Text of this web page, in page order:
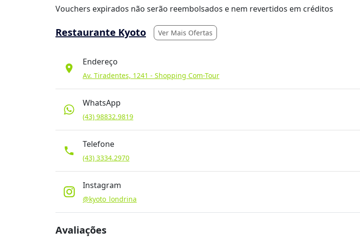
Vouchers expirados não serão reembolsados e nem revertidos em créditos
Restaurante Kyoto Ver Mais Ofertas
location_on
Endereço
Av. Tiradentes, 1241 - Shopping Com-Tour
WhatsApp
(43) 98832.9819
phone
Telefone
(43) 3334.2970
Instagram
@kyoto_londrina
Avaliações